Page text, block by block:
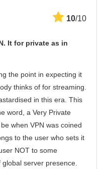
10/10
It for private as in
the point in expecting it
thinks of for streaming.
in this era. This
word, a Very Private
when VPN was coined
to the user who sets it
NOT to some
server presence.